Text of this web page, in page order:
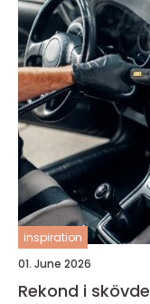
inspiration
01. June 2026
Rekond i skövde så får du bilen att kännas